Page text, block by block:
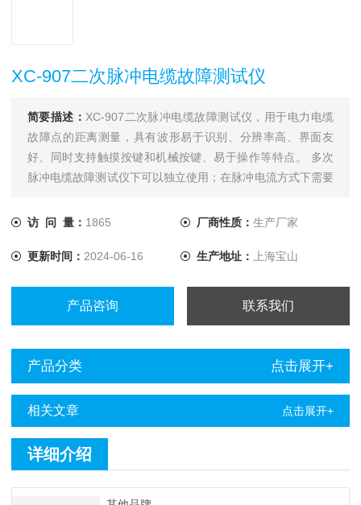
XC-907二次脉冲电缆故障测试仪
简要描述： XC-907二次脉冲电缆故障测试仪，用于电力电缆
故障点的距离测量，具有波形易于识别、分辨率高、界面友
好、同时支持触摸按键和机械按键、易于操作等特点。 多次
脉冲电缆故障测试仪下可以独立使用；在脉冲电流方式下需要
电缆测试多次脉冲耦合器配合；在测距完成后须使用电力电缆
访 问 量： 1865 厂商性质： 生产厂家
更新时间： 2024-06-16 生产地址： 上海宝山
产品咨询 联系我们
产品分类 点击展开+
相关文章 点击展开+
详细介绍